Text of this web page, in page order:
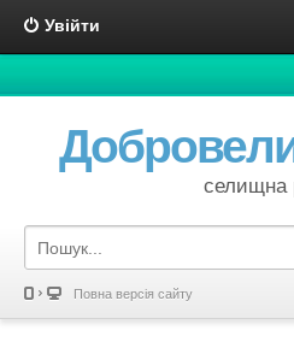
Увійти
селищна
Повна версія сайту